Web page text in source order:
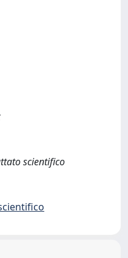
scientifico